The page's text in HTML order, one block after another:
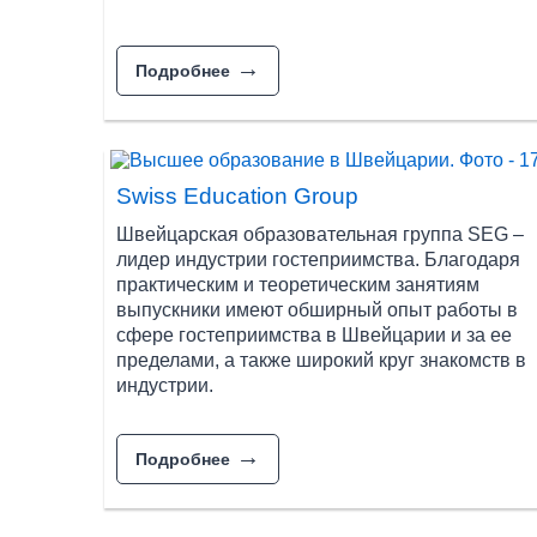
Институт отельного менеджмента
Институт Международного Отельного
Бизнес школа Европейского
Международный Университет Женевы
Документы, необходимые для
Процедура поступления в швейцарские ВУЗы
заведения, но и кантона, где расположен сам
управления, то приемная политика
лет среднего образования. Поэтому в таких
которые желают поступить в швейцарский
Подробнее
Swiss Education Group
Швейцарская образовательная группа SEG –
лидер индустрии гостеприимства. Благодаря
практическим и теоретическим занятиям
выпускники имеют обширный опыт работы в
сфере гостеприимства в Швейцарии и за ее
пределами, а также широкий круг знакомств в
индустрии.
Подробнее